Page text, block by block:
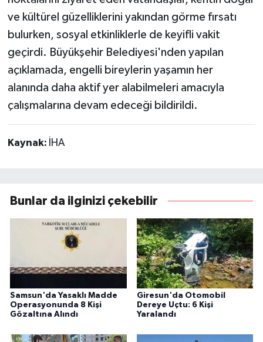
ve kültürel güzelliklerini yakından görme fırsatı
bulurken, sosyal etkinliklerle de keyifli vakit
geçirdi. Büyükşehir Belediyesi'nden yapılan
açıklamada, engelli bireylerin yaşamın her
alanında daha aktif yer alabilmeleri amacıyla
çalışmalarına devam edeceği bildirildi.
Kaynak: İHA
Bunlar da ilginizi çekebilir
Samsun'da Yasaklı Madde
Operasyonunda 8 Kişi
Gözaltına Alındı
Giresun'da Otomobil
Dereye Uçtu: 6 Kişi
Yaralandı